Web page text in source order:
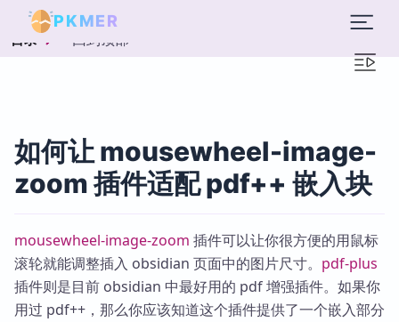
PKMER
目录 回到顶部
如何让 mousewheel-image-
zoom 插件适配 pdf++ 嵌入块
mousewheel-image-zoom 插件可以让你很方便的用鼠标
滚轮就能调整插入 obsidian 页面中的图片尺寸。 pdf-plus
插件则是目前 obsidian 中最好用的 pdf 增强插件。如果你
用过 pdf++，那么你应该知道这个插件提供了一个嵌入部分